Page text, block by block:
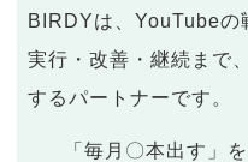
BIRDYは、YouTubeの
実行・改善・継続まで
するパートナーです。
「毎月〇本出す」